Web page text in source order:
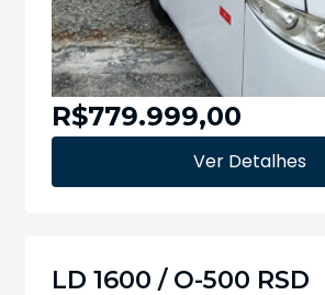
R$779.999,00
Ver Detalhes
LD 1600 / O-500 RSD